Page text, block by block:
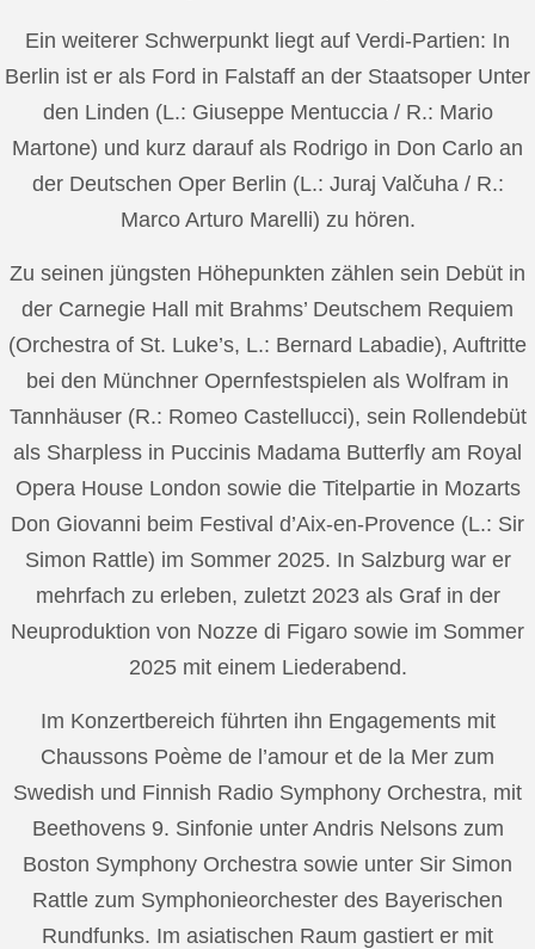
Ein weiterer Schwerpunkt liegt auf Verdi-Partien: In
Berlin ist er als Ford in Falstaff an der Staatsoper Unter
den Linden (L.: Giuseppe Mentuccia / R.: Mario
Martone) und kurz darauf als Rodrigo in Don Carlo an
der Deutschen Oper Berlin (L.: Juraj Valčuha / R.:
Marco Arturo Marelli) zu hören.
Zu seinen jüngsten Höhepunkten zählen sein Debüt in
der Carnegie Hall mit Brahms’ Deutschem Requiem
(Orchestra of St. Luke’s, L.: Bernard Labadie), Auftritte
bei den Münchner Opernfestspielen als Wolfram in
Tannhäuser (R.: Romeo Castellucci), sein Rollendebüt
als Sharpless in Puccinis Madama Butterfly am Royal
Opera House London sowie die Titelpartie in Mozarts
Don Giovanni beim Festival d’Aix-en-Provence (L.: Sir
Simon Rattle) im Sommer 2025. In Salzburg war er
mehrfach zu erleben, zuletzt 2023 als Graf in der
Neuproduktion von Nozze di Figaro sowie im Sommer
2025 mit einem Liederabend.
Im Konzertbereich führten ihn Engagements mit
Chaussons Poème de l’amour et de la Mer zum
Swedish und Finnish Radio Symphony Orchestra, mit
Beethovens 9. Sinfonie unter Andris Nelsons zum
Boston Symphony Orchestra sowie unter Sir Simon
Rattle zum Symphonieorchester des Bayerischen
Rundfunks. Im asiatischen Raum gastiert er mit